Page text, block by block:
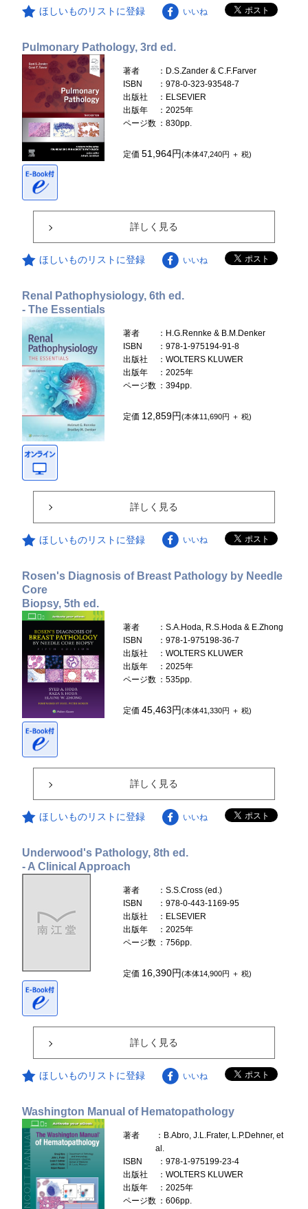
ほしいものリストに登録 いいね
Pulmonary Pathology, 3rd ed.
著者
：D.S.Zander & C.F.Farver
ISBN
：978-0-323-93548-7
出版社
：ELSEVIER
出版年
：2025年
ページ数 ：830pp.
定価51,964円(本体47,240円 ＋ 税)
詳しく見る
ほしいものリストに登録 いいね
Renal Pathophysiology, 6th ed.
- The Essentials
著者
：H.G.Rennke & B.M.Denker
ISBN
：978-1-975194-91-8
出版社
：WOLTERS KLUWER
出版年
：2025年
ページ数 ：394pp.
定価 12,859円(本体11,690円 ＋ 税)
詳しく見る
ほしいものリストに登録 いいね
Rosen's Diagnosis of Breast Pathology by Needle
Core
Biopsy, 5th ed.
著者
：S.A.Hoda, R.S.Hoda & E.Zhong
ISBN
：978-1-975198-36-7
出版社
：WOLTERS KLUWER
出版年
：2025年
ページ数 ：535pp.
定価45,463円(本体41,330円 ＋ 税)
詳しく見る
ほしいものリストに登録 いいね
Underwood's Pathology, 8th ed.
- A Clinical Approach
著者
：S.S.Cross (ed.)
ISBN
：978-0-443-1169-95
出版社
：ELSEVIER
出版年
：2025年
ページ数 ：756pp.
定価 16,390円(本体14,900円 ＋ 税)
詳しく見る
ほしいものリストに登録 いいね
Washington Manual of Hematopathology
著者
：B.Abro, J.L.Frater, L.P.Dehner, et
al.
ISBN
：978-1-975199-23-4
出版社
：WOLTERS KLUWER
出版年
：2025年
ページ数 ：606pp.